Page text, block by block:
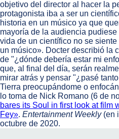
objetivo del director al hacer la
protagonista iba a ser un
historia en un músico ya que
mayoría de la audiencia
vida de un científico no se
un músico». Docter describió la
de "¿dónde debería estar mi
que, al final del día, serán
mirar atrás y pensar "¿pasé
Tierra preocupándome o
lo toma de Nick Romano (6 de
bares its Soul in first look at film
Fey». Entertainment Weekly(en
octubre de 2020.